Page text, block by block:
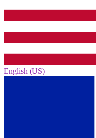
English (US)‎